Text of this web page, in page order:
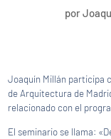
por
Joaquín Millán participa
de Arquitectura de
relacionado con el
El seminario se llama: